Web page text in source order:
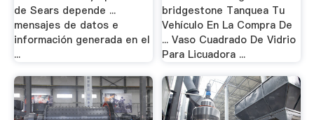
de Sears depende ...
mensajes de datos e
información generada en el
...
bridgestone Tanquea Tu
Vehículo En La Compra De
... Vaso Cuadrado De Vidrio
Para Licuadora ...